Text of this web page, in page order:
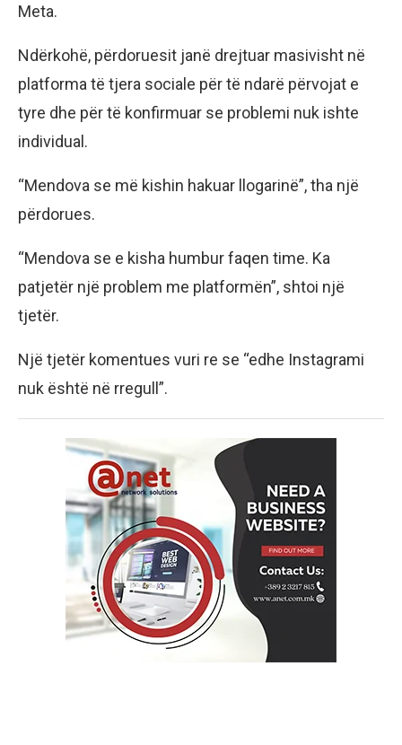
Meta.
Ndërkohë, përdoruesit janë drejtuar masivisht në
platforma të tjera sociale për të ndarë përvojat e
tyre dhe për të konfirmuar se problemi nuk ishte
individual.
“Mendova se më kishin hakuar llogarinë”, tha një
përdorues.
“Mendova se e kisha humbur faqen time. Ka
patjetër një problem me platformën”, shtoi një
tjetër.
Një tjetër komentues vuri re se “edhe Instagrami
nuk është në rregull”.